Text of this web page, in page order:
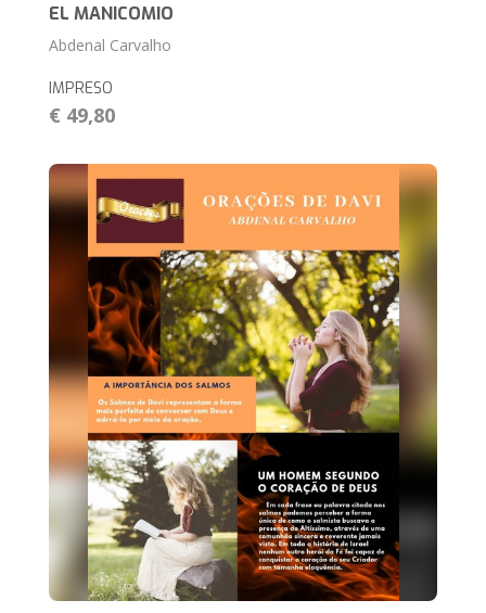
EL MANICOMIO
Abdenal Carvalho
IMPRESO
€ 49,80